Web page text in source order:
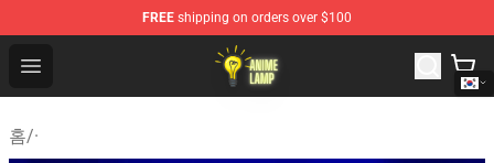
FREE shipping on orders over $100
Open menu
Anime Lamp Shop - The Best Store of Anime Lamp
홈/·